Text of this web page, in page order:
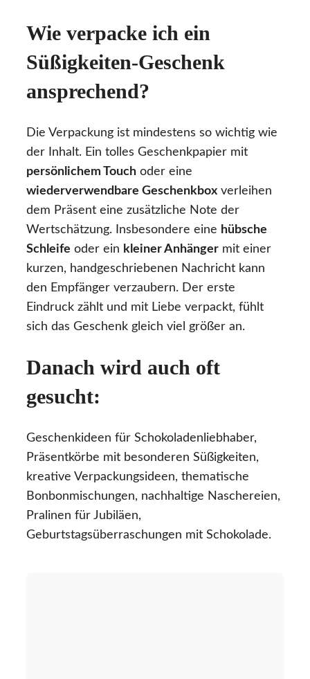
Wie verpacke ich ein
Süßigkeiten-Geschenk
ansprechend?
Die Verpackung ist mindestens so wichtig wie
der Inhalt. Ein tolles Geschenkpapier mit
persönlichem Touch oder eine
wiederverwendbare Geschenkbox verleihen
dem Präsent eine zusätzliche Note der
Wertschätzung. Insbesondere eine hübsche
Schleife oder ein kleiner Anhänger mit einer
kurzen, handgeschriebenen Nachricht kann
den Empfänger verzaubern. Der erste
Eindruck zählt und mit Liebe verpackt, fühlt
sich das Geschenk gleich viel größer an.
Danach wird auch oft
gesucht:
Geschenkideen für Schokoladenliebhaber,
Präsentkörbe mit besonderen Süßigkeiten,
kreative Verpackungsideen, thematische
Bonbonmischungen, nachhaltige Naschereien,
Pralinen für Jubiläen,
Geburtstagsüberraschungen mit Schokolade.